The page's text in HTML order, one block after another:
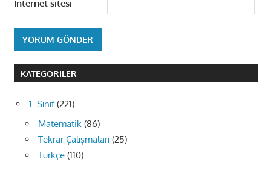
İnternet sitesi
KATEGORILER
1. Sınıf(221)
Matematik (86)
Tekrar Çalışmaları (25)
Türkçe (110)